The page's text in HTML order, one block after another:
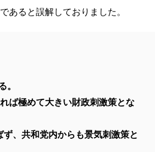
あると誤解しておりました。
ば極めて大きい財政刺激策とな
、共和党内からも景気刺激策と